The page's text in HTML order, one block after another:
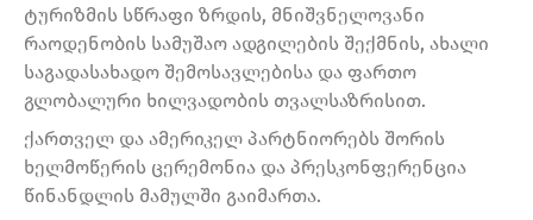
ტურიზმის სწრაფი ზრდის, მნიშვნელოვანი
რაოდენობის სამუშაო ადგილების შექმნის, ახალი
საგადასახადო შემოსავლებისა და ფართო
გლობალური ხილვადობის თვალსაზრისით.
ქართველ და ამერიკელ პარტნიორებს შორის
ხელმოწერის ცერემონია და პრესკონფერენცია
წინანდლის მამულში გაიმართა.